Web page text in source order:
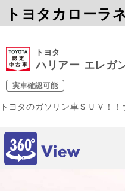
トヨタカローラ
トヨタ
ハリアー エレガ
実車確認可能
トヨタのガソリン車ＳＵＶ！